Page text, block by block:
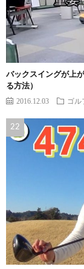
バックスイングが上
る方法）
2016.12.03 ゴル